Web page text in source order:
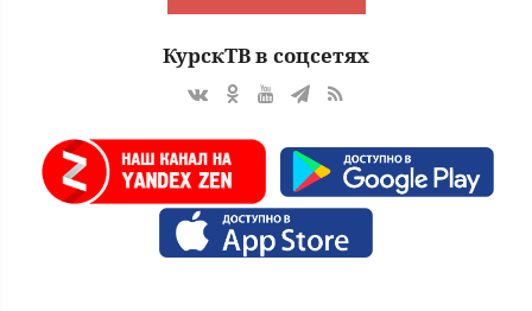
КурскТВ в соцсетях